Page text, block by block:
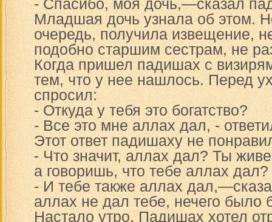
- Спасибо, моя дочь,—сказал
Младшая дочь узнала об этом.
очередь, получила извещение,
подобно старшим сестрам, не
Когда пришел падишах с
тем, что у нее нашлось. Перед
спросил:
- Откуда у тебя это богатство?
- Все это мне аллах дал, -
Этот ответ падишаху не
- Что значит, аллах дал? Ты
а говоришь, что тебе аллах дал?
- И тебе также аллах
аллах не дал тебе, нечего было
Настало утро. Падишах хотел